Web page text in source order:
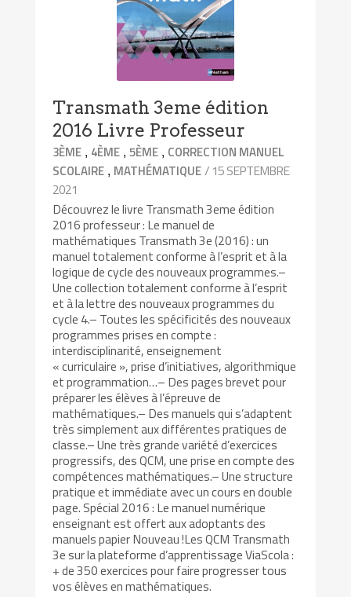
Transmath 3eme édition
2016 Livre Professeur
3ÈME , 4ÈME ,5ÈME , CORRECTION MANUEL
SCOLAIRE , MATHÉMATIQUE/ 15 SEPTEMBRE
2021
Découvrez le livre Transmath 3eme édition
2016 professeur : Le manuel de
mathématiques Transmath 3e (2016) : un
manuel totalement conforme à l’esprit et à la
logique de cycle des nouveaux programmes.–
Une collection totalement conforme à l’esprit
et à la lettre des nouveaux programmes du
cycle 4.– Toutes les spécificités des nouveaux
programmes prises en compte :
interdisciplinarité, enseignement
« curriculaire », prise d’initiatives, algorithmique
et programmation…– Des pages brevet pour
préparer les élèves à l’épreuve de
mathématiques.– Des manuels qui s’adaptent
très simplement aux différentes pratiques de
classe.– Une très grande variété d’exercices
progressifs, des QCM, une prise en compte des
compétences mathématiques.– Une structure
pratique et immédiate avec un cours en double
page. Spécial 2016 : Le manuel numérique
enseignant est offert aux adoptants des
manuels papier Nouveau !Les QCM Transmath
3e sur la plateforme d’apprentissage ViaScola :
+ de 350 exercices pour faire progresser tous
vos élèves en mathématiques.